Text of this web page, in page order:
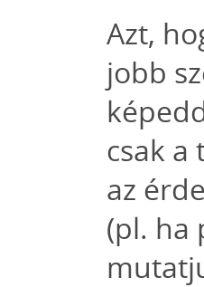
Azt,
jobb
csak a
az
(pl. ha